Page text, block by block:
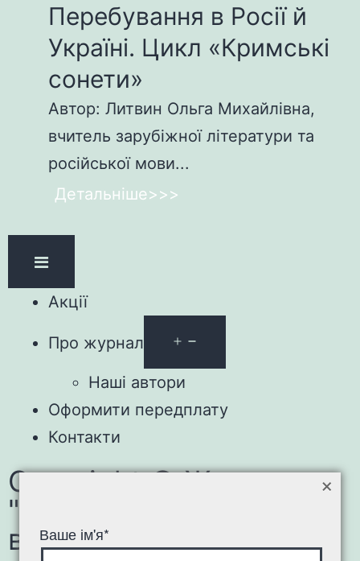
Перебування в Росії й
Україні. Цикл «Кримські
сонети»
Автор: Литвин Ольга Михайлівна,
вчитель зарубіжної літератури та
російської мови...
Детальніше>>>
Акції
Про журнал
Наші автори
Оформити передплату
Контакти
Copyright © Журнал
"Зарубіжна література
в школах України"
Ваше ім'я*
×